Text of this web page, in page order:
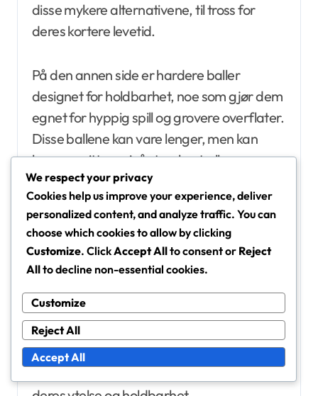
disse mykere alternativene, til tross for
deres kortere levetid.
På den annen side er hardere baller
designet for holdbarhet, noe som gjør dem
egnet for hyppig spill og grovere overflater.
Disse ballene kan vare lenger, men kan
kompromittere nivået av kontroll og
komfort. Spillere bør vurdere sine
spilleforhold og preferanser for å finne den
rette balansen.
Faktorer som trykk spiller også en betydelig
rolle i levetiden til tennisballer. Høyere trykk
kan føre til økt sprett og hastighet, men det
kan redusere ballens totale levetid.
Regelmessig sjekk og vedlikehold av trykket
We respect your privacy
Cookies help us improve your experience, deliver
personalized content, and analyze traffic. You can
choose which cookies to allow by clicking
Customize. ClickAccept Allto consent or Reject
Allto decline non-essential cookies.
Customize
Reject All
Accept All